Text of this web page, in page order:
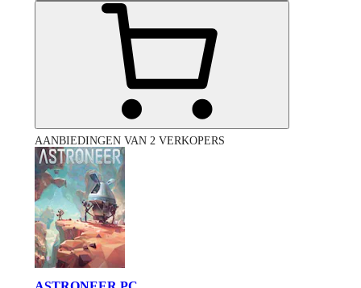
AANBIEDINGEN VAN 2 VERKOPERS